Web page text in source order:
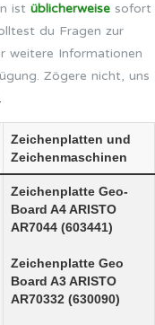
ist üblicherweise sofort
du Fragen zur
weitere Informationen
Zögere nicht, uns
Zeichenplatten und
Zeichenmaschinen
Zeichenplatte Geo-
Board A4 ARISTO
AR7044 (603441)
Zeichenplatte Geo
Board A3 ARISTO
AR70332 (630090)